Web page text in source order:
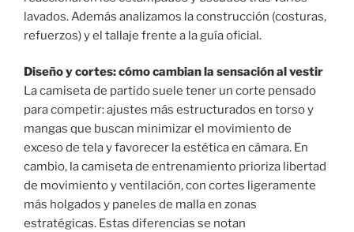
lavados. Además analizamos la construcción (costuras,
refuerzos) y el tallaje frente a la guía oficial.
Diseño y cortes: cómo cambian la sensación al vestir
La camiseta de partido suele tener un corte pensado
para competir: ajustes más estructurados en torso y
mangas que buscan minimizar el movimiento de
exceso de tela y favorecer la estética en cámara. En
cambio, la camiseta de entrenamiento prioriza libertad
de movimiento y ventilación, con cortes ligeramente
más holgados y paneles de malla en zonas
estratégicas. Estas diferencias se notan